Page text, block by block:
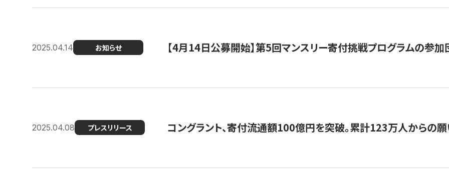
2025.04.14 お知らせ 【4月14日公募開始】第5回マンスリー寄付挑戦プログラムの参
2025.04.08 プレスリリース コングラント、寄付流通額100億円を突破。累計123万人からの